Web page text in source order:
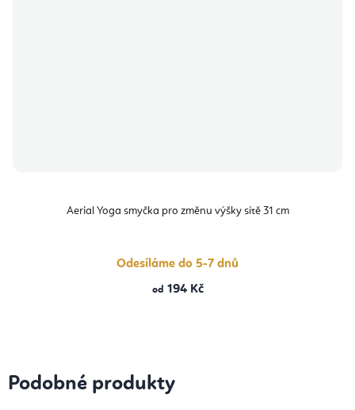
Aerial Yoga smyčka pro změnu výšky sítě 31 cm
Odesíláme do 5-7 dnů
od 194 Kč
Podobné produkty